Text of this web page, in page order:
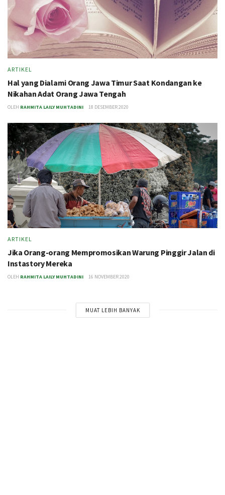
ARTIKEL
Hal yang Dialami Orang Jawa Timur Saat Kondangan ke
Nikahan Adat Orang Jawa Tengah
OLEH RAHMITA LAILY MUHTADINI 18 DESEMBER 2020
ARTIKEL
Jika Orang-orang Mempromosikan Warung Pinggir Jalan di
Instastory Mereka
OLEH RAHMITA LAILY MUHTADINI 16 NOVEMBER 2020
MUAT LEBIH BANYAK